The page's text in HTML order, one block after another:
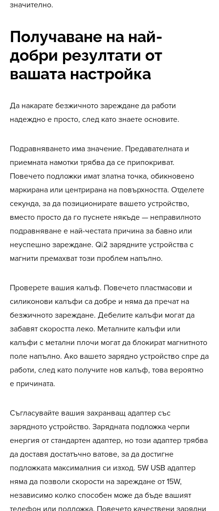
значително.
Получаване на най-
добри резултати от
вашата настройка
Да накарате безжичното зареждане да работи
надеждно е просто, след като знаете основите.
Подравняването има значение. Предавателната и
приемната намотки трябва да се припокриват.
Повечето подложки имат златна точка, обикновено
маркирана или центрирана на повърхността. Отделете
секунда, за да позиционирате вашето устройство,
вместо просто да го пуснете някъде — неправилното
подравняване е най-честата причина за бавно или
неуспешно зареждане. Qi2 зарядните устройства с
магнити премахват този проблем напълно.
Проверете вашия калъф. Повечето пластмасови и
силиконови калъфи са добре и няма да пречат на
безжичното зареждане. Дебелите калъфи могат да
забавят скоростта леко. Металните калъфи или
калъфи с метални плочи могат да блокират магнитното
поле напълно. Ако вашето зарядно устройство спре да
работи, след като получите нов калъф, това вероятно
е причината.
Съгласувайте вашия захранващ адаптер със
зарядното устройство. Зарядната подложка черпи
енергия от стандартен адаптер, но този адаптер трябва
да доставя достатъчно ватове, за да достигне
подложката максималния си изход. 5W USB адаптер
няма да позволи скорости на зареждане от 15W,
независимо колко способен може да бъде вашият